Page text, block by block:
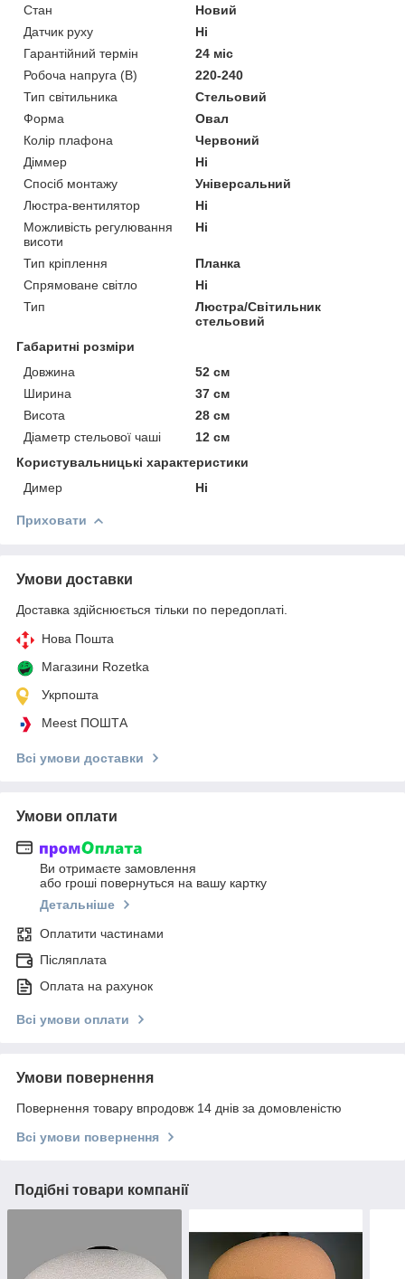
Стан
Новий
Датчик руху
Ні
Гарантійний термін
24 міс
Робоча напруга (В)
220-240
Тип світильника
Стельовий
Форма
Овал
Колір плафона
Червоний
Діммер
Ні
Спосіб монтажу
Універсальний
Люстра-вентилятор
Ні
Можливість регулювання
висоти
Ні
Тип кріплення
Планка
Спрямоване світло
Ні
Тип
Люстра/Світильник
стельовий
Габаритні розміри
Довжина
52 см
Ширина
37 см
Висота
28 см
Діаметр стельової чаші
12 см
Користувальницькі характеристики
Димер
Ні
Приховати
Умови доставки
Доставка здійснюється тільки по передоплаті.
Нова Пошта
Магазини Rozetka
Укрпошта
Meest ПОШТА
Всі умови доставки
Умови оплати
Ви отримаєте замовлення
або гроші повернуться на вашу картку
Детальніше
Оплатити частинами
Післяплата
Оплата на рахунок
Всі умови оплати
Умови повернення
Повернення товару впродовж 14 днів за домовленістю
Всі умови повернення
Подібні товари компанії